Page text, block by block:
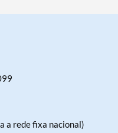
a rede fixa nacional)